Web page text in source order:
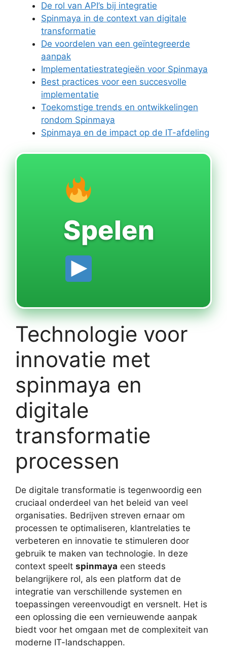
De rol van API’s bij integratie
Spinmaya in de context van digitale
transformatie
De voordelen van een geïntegreerde
aanpak
Implementatiestrategieën voor Spinmaya
Best practices voor een succesvolle
implementatie
Toekomstige trends en ontwikkelingen
rondom Spinmaya
Spinmaya en de impact op de IT-afdeling
Spelen
Technologie voor
innovatie met
spinmaya en
digitale
transformatie
processen
De digitale transformatie is tegenwoordig een
cruciaal onderdeel van het beleid van veel
organisaties. Bedrijven streven ernaar om
processen te optimaliseren, klantrelaties te
verbeteren en innovatie te stimuleren door
gebruik te maken van technologie. In deze
context speelt spinmaya een steeds
belangrijkere rol, als een platform dat de
integratie van verschillende systemen en
toepassingen vereenvoudigt en versnelt. Het is
een oplossing die een vernieuwende aanpak
biedt voor het omgaan met de complexiteit van
moderne IT-landschappen.